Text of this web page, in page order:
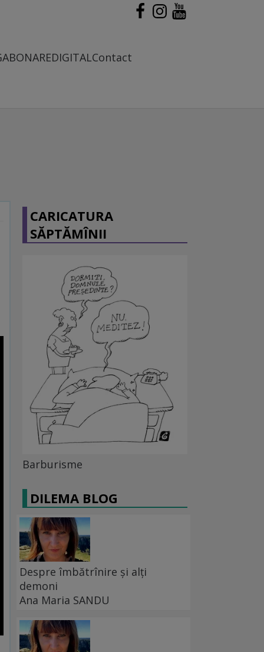
ABONAREDIGITALContact
CARICATURA
SĂPTĂMÎNII
Barburisme
DILEMA BLOG
Despre îmbătrînire și alți
demoni
Ana Maria SANDU